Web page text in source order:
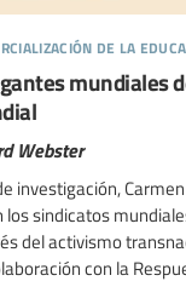
de la
mundiales
Webster
investigación,
sindicatos
del activismo
con la